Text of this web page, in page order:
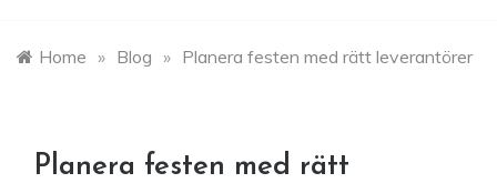
Home » Blog » Planera festen med rätt leverantörer
Planera festen med rätt